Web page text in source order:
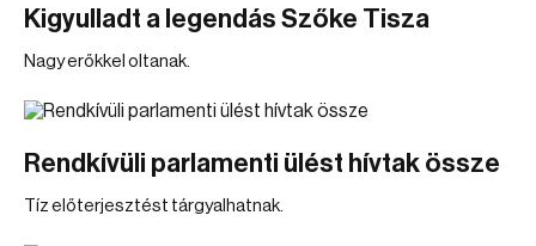
Kigyulladt a legendás Szőke Tisza
Nagy erőkkel oltanak.
Rendkívüli parlamenti ülést hívtak össze
Tíz előterjesztést tárgyalhatnak.